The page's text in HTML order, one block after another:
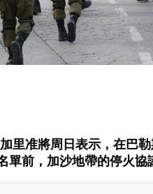
里准將周日表示，在巴
前，加沙地帶的停火協